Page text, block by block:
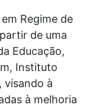
Regime de
de uma
Educação,
Instituto
visando à
à melhoria